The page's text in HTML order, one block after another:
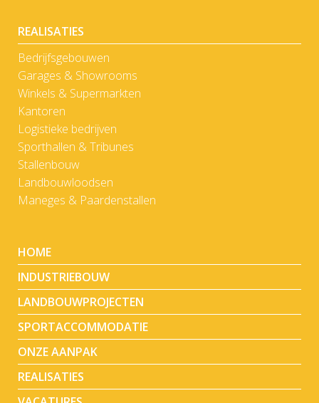
REALISATIES
Bedrijfsgebouwen
Garages & Showrooms
Winkels & Supermarkten
Kantoren
Logistieke bedrijven
Sporthallen & Tribunes
Stallenbouw
Landbouwloodsen
Maneges & Paardenstallen
HOME
INDUSTRIEBOUW
LANDBOUWPROJECTEN
SPORTACCOMMODATIE
ONZE AANPAK
REALISATIES